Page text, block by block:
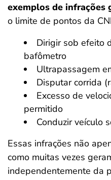
exemplos de infrações
o limite de pontos da
Dirigir sob efeito
bafômetro
Ultrapassagem
Disputar corrida
Excesso de
permitido
Conduzir veículo
Essas infrações não
como muitas vezes
independentemente da